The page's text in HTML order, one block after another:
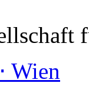
Wien